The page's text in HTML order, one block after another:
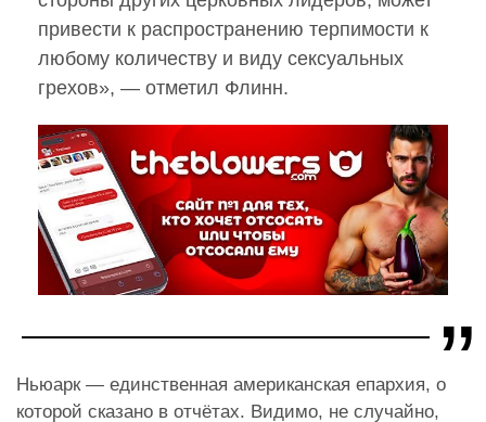
привести к распространению терпимости к
любому количеству и виду сексуальных
грехов», — отметил Флинн.
Ньюарк — единственная американская епархия, о
которой сказано в отчётах. Видимо, не случайно,